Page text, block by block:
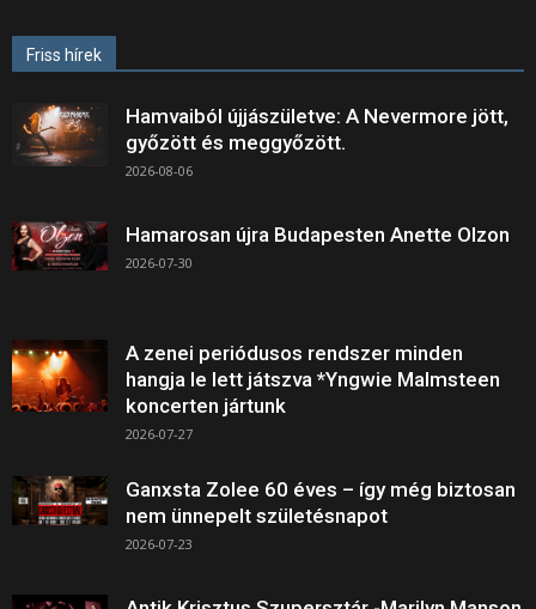
Friss hírek
Hamvaiból újjászületve: A Nevermore jött,
győzött és meggyőzött.
2026-08-06
Hamarosan újra Budapesten Anette Olzon
2026-07-30
A zenei periódusos rendszer minden
hangja le lett játszva *Yngwie Malmsteen
koncerten jártunk
2026-07-27
Ganxsta Zolee 60 éves – így még biztosan
nem ünnepelt születésnapot
2026-07-23